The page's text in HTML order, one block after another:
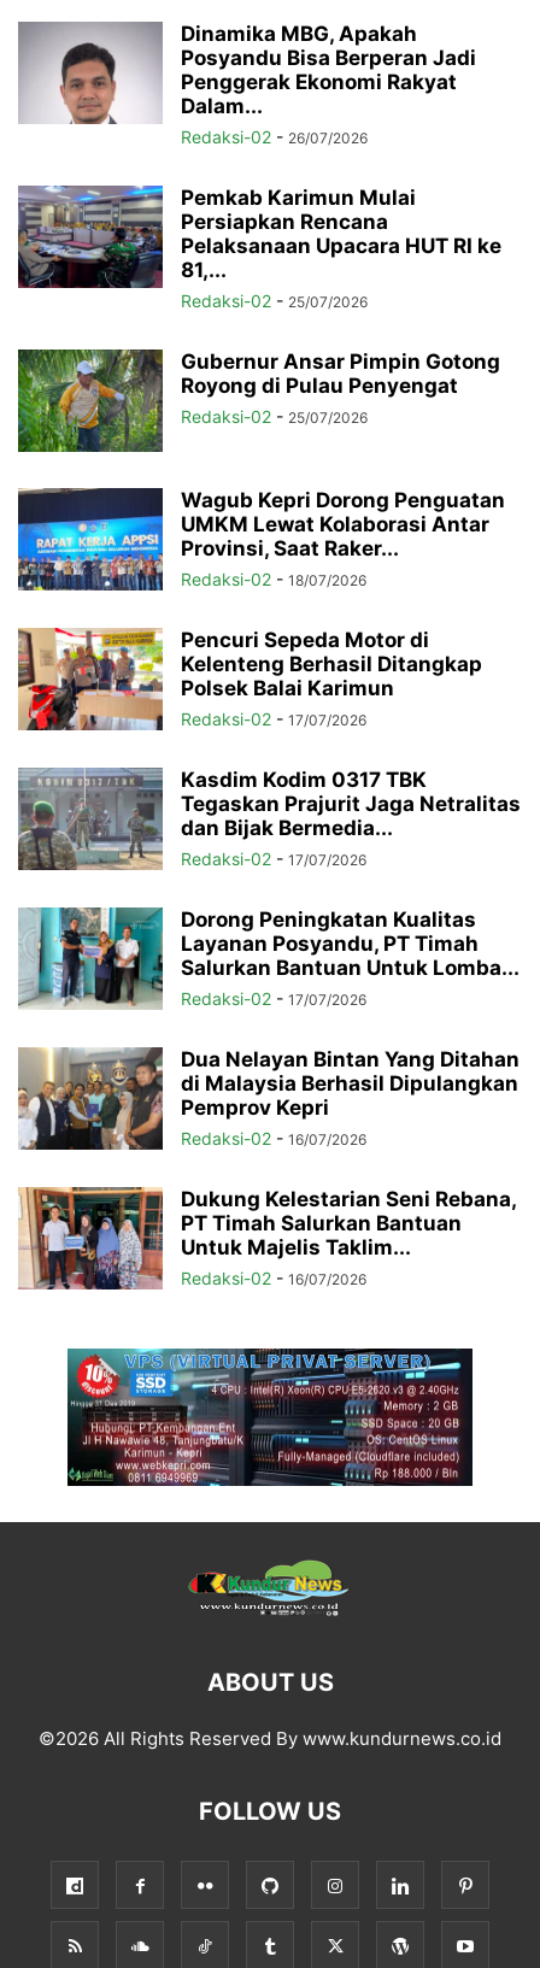
Dinamika MBG, Apakah
Posyandu Bisa Berperan Jadi
Penggerak Ekonomi Rakyat
Dalam...
Redaksi-02 - 26/07/2026
Pemkab Karimun Mulai
Persiapkan Rencana
Pelaksanaan Upacara HUT RI ke
81,...
Redaksi-02 - 25/07/2026
Gubernur Ansar Pimpin Gotong
Royong di Pulau Penyengat
Redaksi-02 - 25/07/2026
Wagub Kepri Dorong Penguatan
UMKM Lewat Kolaborasi Antar
Provinsi, Saat Raker...
Redaksi-02 - 18/07/2026
Pencuri Sepeda Motor di
Kelenteng Berhasil Ditangkap
Polsek Balai Karimun
Redaksi-02 - 17/07/2026
Kasdim Kodim 0317 TBK
Tegaskan Prajurit Jaga Netralitas
dan Bijak Bermedia...
Redaksi-02 - 17/07/2026
Dorong Peningkatan Kualitas
Layanan Posyandu, PT Timah
Salurkan Bantuan Untuk Lomba...
Redaksi-02 - 17/07/2026
Dua Nelayan Bintan Yang Ditahan
di Malaysia Berhasil Dipulangkan
Pemprov Kepri
Redaksi-02 - 16/07/2026
Dukung Kelestarian Seni Rebana,
PT Timah Salurkan Bantuan
Untuk Majelis Taklim...
Redaksi-02 - 16/07/2026
ABOUT US
©2026 All Rights Reserved By www.kundurnews.co.id
FOLLOW US